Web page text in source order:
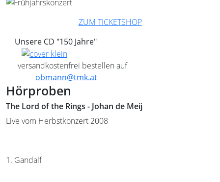
ZUM TICKETSHOP
Unsere CD "150 Jahre"
versandkostenfrei bestellen auf
obmann@tmk.at
Hörproben
The Lord of the Rings - Johan de Meij
Live vom Herbstkonzert 2008
1. Gandalf